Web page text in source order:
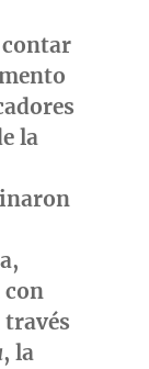
la
con
, la